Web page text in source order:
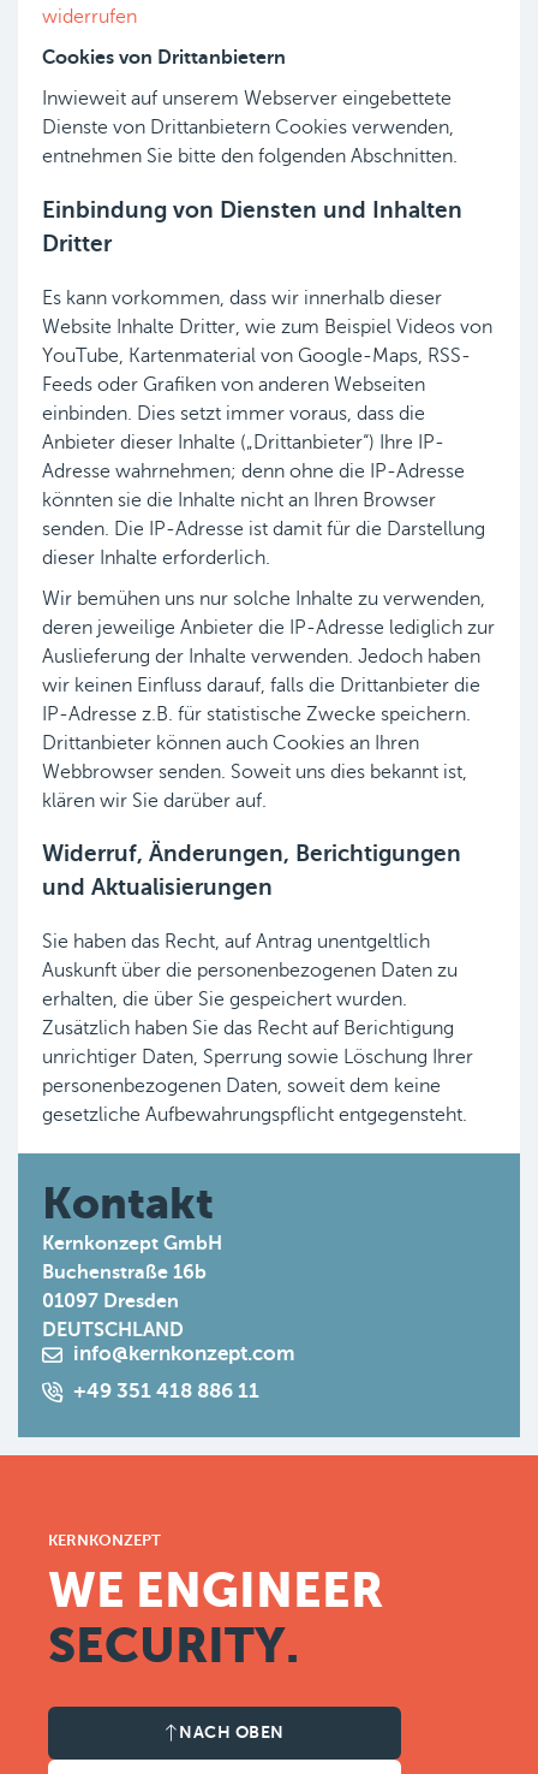
widerrufen
Cookies von Drittanbietern
Inwieweit auf unserem Webserver eingebettete
Dienste von Drittanbietern Cookies verwenden,
entnehmen Sie bitte den folgenden Abschnitten.
Einbindung von Diensten und Inhalten
Dritter
Es kann vorkommen, dass wir innerhalb dieser
Website Inhalte Dritter, wie zum Beispiel Videos von
YouTube, Kartenmaterial von Google-Maps, RSS-
Feeds oder Grafiken von anderen Webseiten
einbinden. Dies setzt immer voraus, dass die
Anbieter dieser Inhalte („Drittanbieter“) Ihre IP-
Adresse wahrnehmen; denn ohne die IP-Adresse
könnten sie die Inhalte nicht an Ihren Browser
senden. Die IP-Adresse ist damit für die Darstellung
dieser Inhalte erforderlich.
Wir bemühen uns nur solche Inhalte zu verwenden,
deren jeweilige Anbieter die IP-Adresse lediglich zur
Auslieferung der Inhalte verwenden. Jedoch haben
wir keinen Einfluss darauf, falls die Drittanbieter die
IP-Adresse z.B. für statistische Zwecke speichern.
Drittanbieter können auch Cookies an Ihren
Webbrowser senden. Soweit uns dies bekannt ist,
klären wir Sie darüber auf.
Widerruf, Änderungen, Berichtigungen
und Aktualisierungen
Sie haben das Recht, auf Antrag unentgeltlich
Auskunft über die personenbezogenen Daten zu
erhalten, die über Sie gespeichert wurden.
Zusätzlich haben Sie das Recht auf Berichtigung
unrichtiger Daten, Sperrung sowie Löschung Ihrer
personenbezogenen Daten, soweit dem keine
gesetzliche Aufbewahrungspflicht entgegensteht.
Kontakt
Kernkonzept GmbH
Buchenstraße 16b
01097 Dresden
DEUTSCHLAND
info@kernkonzept.com
+49 351 418 886 11
KERNKONZEPT
WE ENGINEER
SECURITY.
NACH OBEN